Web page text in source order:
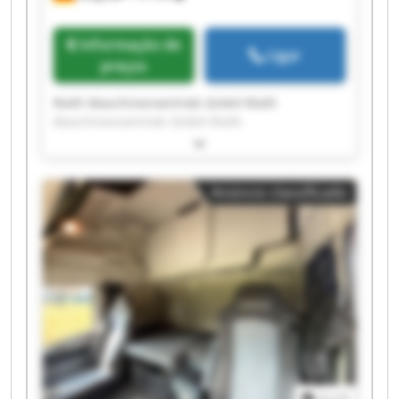
Informação de
preços
Ligar
Maschinenvertrieb GmbH Rieth
Maschinenvertrieb GmbH Rieth
Maschinenvertrieb GmbH Rieth
Maschinenvertrieb GmbH Rieth
Maschinenvertrieb GmbH Rieth
Maschinenvertrieb GmbH Rieth
Maschinenvertrieb GmbH Rieth
Maschinenvertrieb GmbH Rieth
Maschinenvertrieb GmbH Rieth
Maschinenvertrieb GmbH Rieth
Maschinenvertrieb GmbH Rieth
Maschinenvertrieb GmbH Rieth
Maschinenvertrieb GmbH Rieth